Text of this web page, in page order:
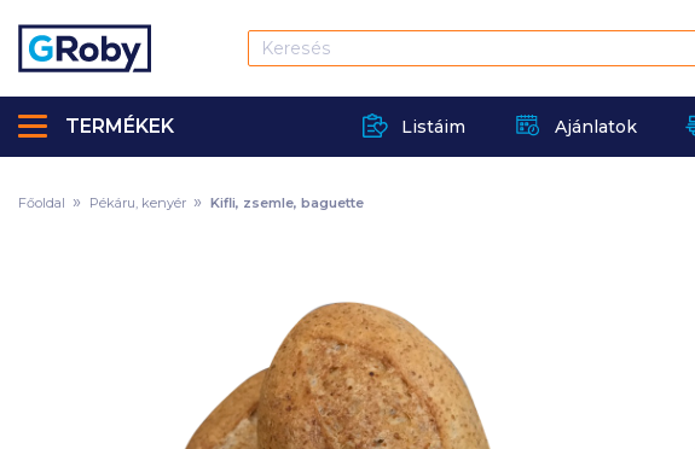
Listáim Ajánlatok
TERMÉKEK
Főoldal Pékáru, kenyér Kifli, zsemle, baguette